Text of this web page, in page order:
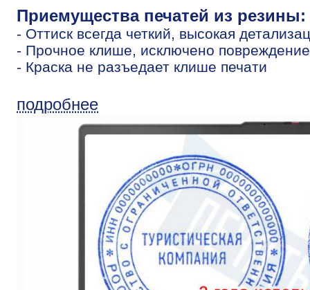
Приемущества печатей из резины:
- Оттиск всегда четкий, высокая
- Прочное клише, исключено
- Краска не разъедает клише печати
подробнее